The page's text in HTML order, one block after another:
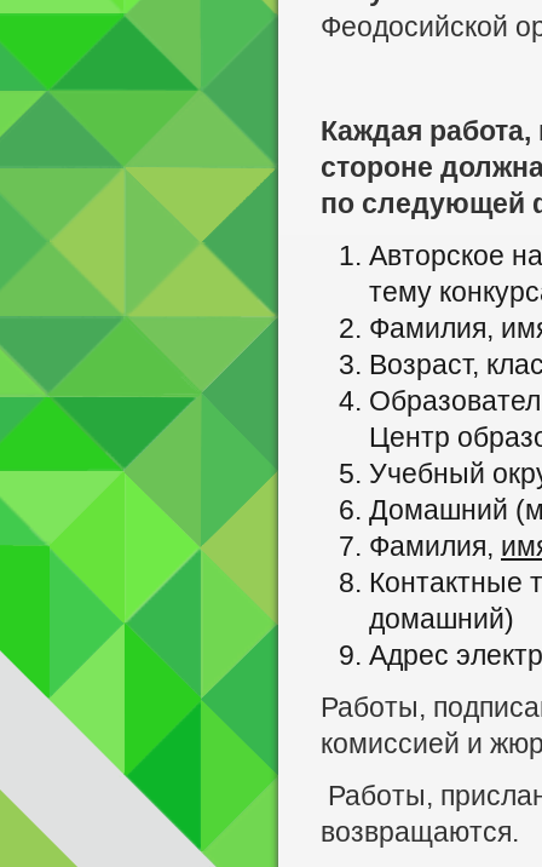
Феодосийской
Каждая работа,
стороне
по следующей
Авторское
тему
Фамилия,
Возраст,
Центр
Учебный
Домашний
Фамилия,
Контактные
домашний)
Адрес
Работы,
комиссией и
Работы,
возвращаются.